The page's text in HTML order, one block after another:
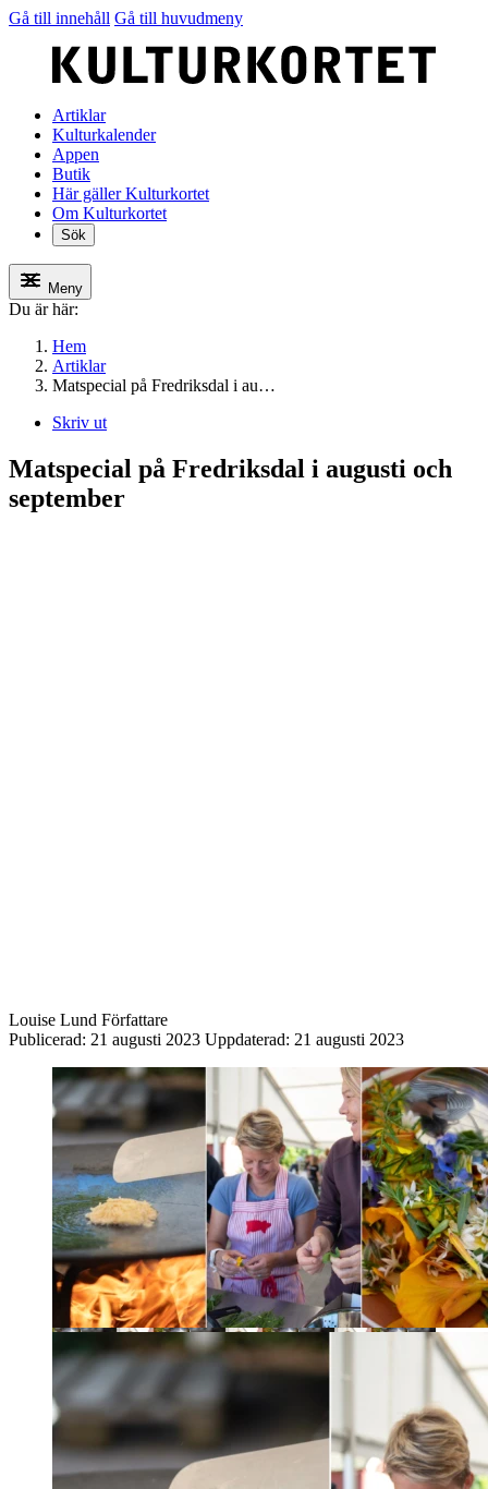
Gå till innehåll Gå till huvudmeny
Artiklar
Kulturkalender
Appen
Butik
Här gäller Kulturkortet
Om Kulturkortet
Sök
Meny
Du är här:
Hem
Artiklar
Matspecial på Fredriksdal i au…
Skriv ut
Matspecial på Fredriksdal i augusti och
september
Louise Lund Författare
Publicerad: 21 augusti 2023 Uppdaterad: 21 augusti 2023